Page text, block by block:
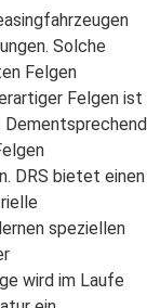
Solche
Felgen
Felgen ist
Dementsprechend
DRS bietet einen
speziellen
wird im Laufe